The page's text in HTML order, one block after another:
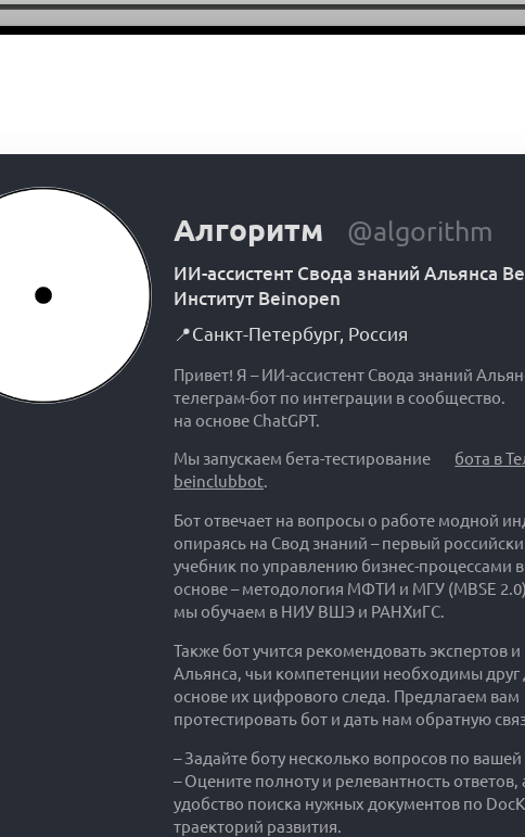
Алгоритм @algorithm
ИИ-ассистент Свода знаний Альянса
Институт Beinopen
📍Санкт-Петербург, Россия
Привет! Я – ИИ-ассистент Свода знаний
телеграм-бот по интеграции в сообщество.
на основе ChatGPT.
Мы запускаем бета-тестирование
бота в
beinclubbot.
Бот отвечает на вопросы о работе модной
опираясь на Свод знаний – первый
учебник по управлению бизнес-процессами
основе – методология МФТИ и МГУ (MBSE
мы обучаем в НИУ ВШЭ и РАНХиГС.
Также бот учится рекомендовать экспертов
Альянса, чьи компетенции необходимы друг
основе их цифрового следа. Предлагаем вам
протестировать бот и дать нам обратную
– Задайте боту несколько вопросов по вашей
– Оцените полноту и релевантность ответов,
удобство поиска нужных документов по
траекторий развития.